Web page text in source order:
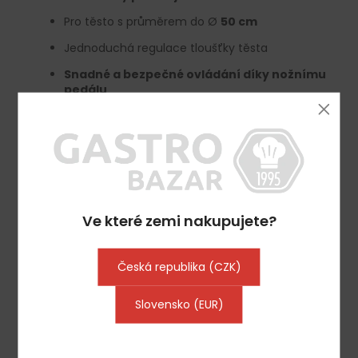
Pro těsto s průměrem do Ø 50 cm
Jednoduchá regulace tloušťky těsta
Snadné a bezpečné ovládání díky nožnímu
pedálu
Odnímatelný zachycovač na koncích
dopravníkových pásů, aby těsto nemohlo
Snadné a rychlé polohování díky praktickým
kolečkům
Z vysoce kvalitního Nerezová ocel
Ve které zemi nakupujete?
Česká republika (CZK)
Slovensko (EUR)